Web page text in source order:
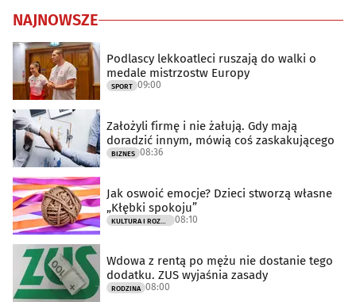
NAJNOWSZE
Podlascy lekkoatleci ruszają do walki o
medale mistrzostw Europy
SPORT 09:00
Założyli firmę i nie żałują. Gdy mają
doradzić innym, mówią coś zaskakującego
BIZNES 08:36
Jak oswoić emocje? Dzieci stworzą własne
„Kłębki spokoju”
08:10
Wdowa z rentą po mężu nie dostanie tego
dodatku. ZUS wyjaśnia zasady
RODZINA 08:00